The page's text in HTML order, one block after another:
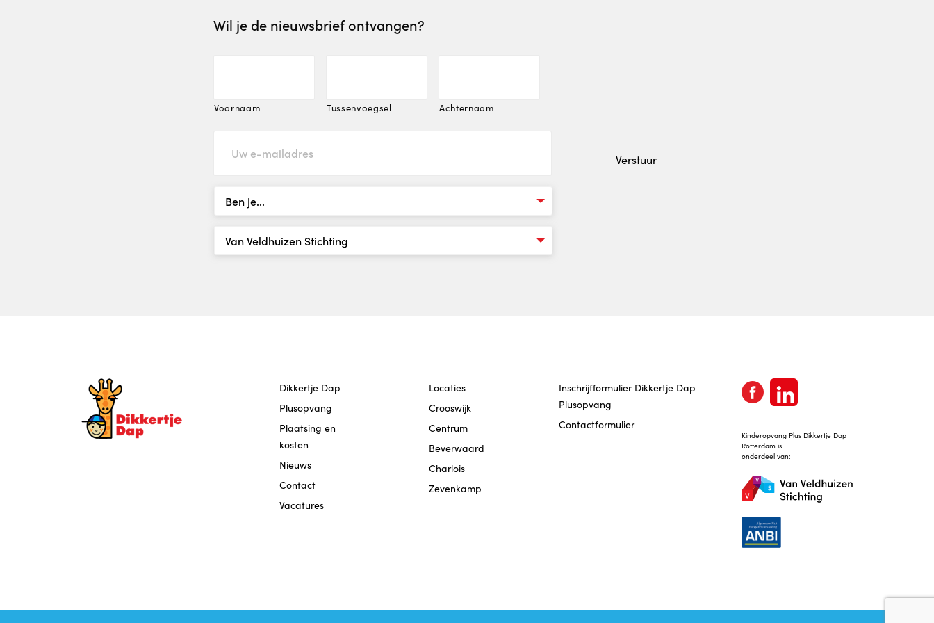
Wil je de nieuwsbrief ontvangen?
Voornaam Tussenvoegsel Achternaam
Verstuur
Dikkertje Dap
Plusopvang
Plaatsing en
kosten
Nieuws
Contact
Vacatures
Locaties
Crooswijk
Centrum
Beverwaard
Charlois
Zevenkamp
Inschrijfformulier Dikkertje Dap
Plusopvang
Contactformulier
Kinderopvang Plus Dikkertje Dap
Rotterdam is
onderdeel van: